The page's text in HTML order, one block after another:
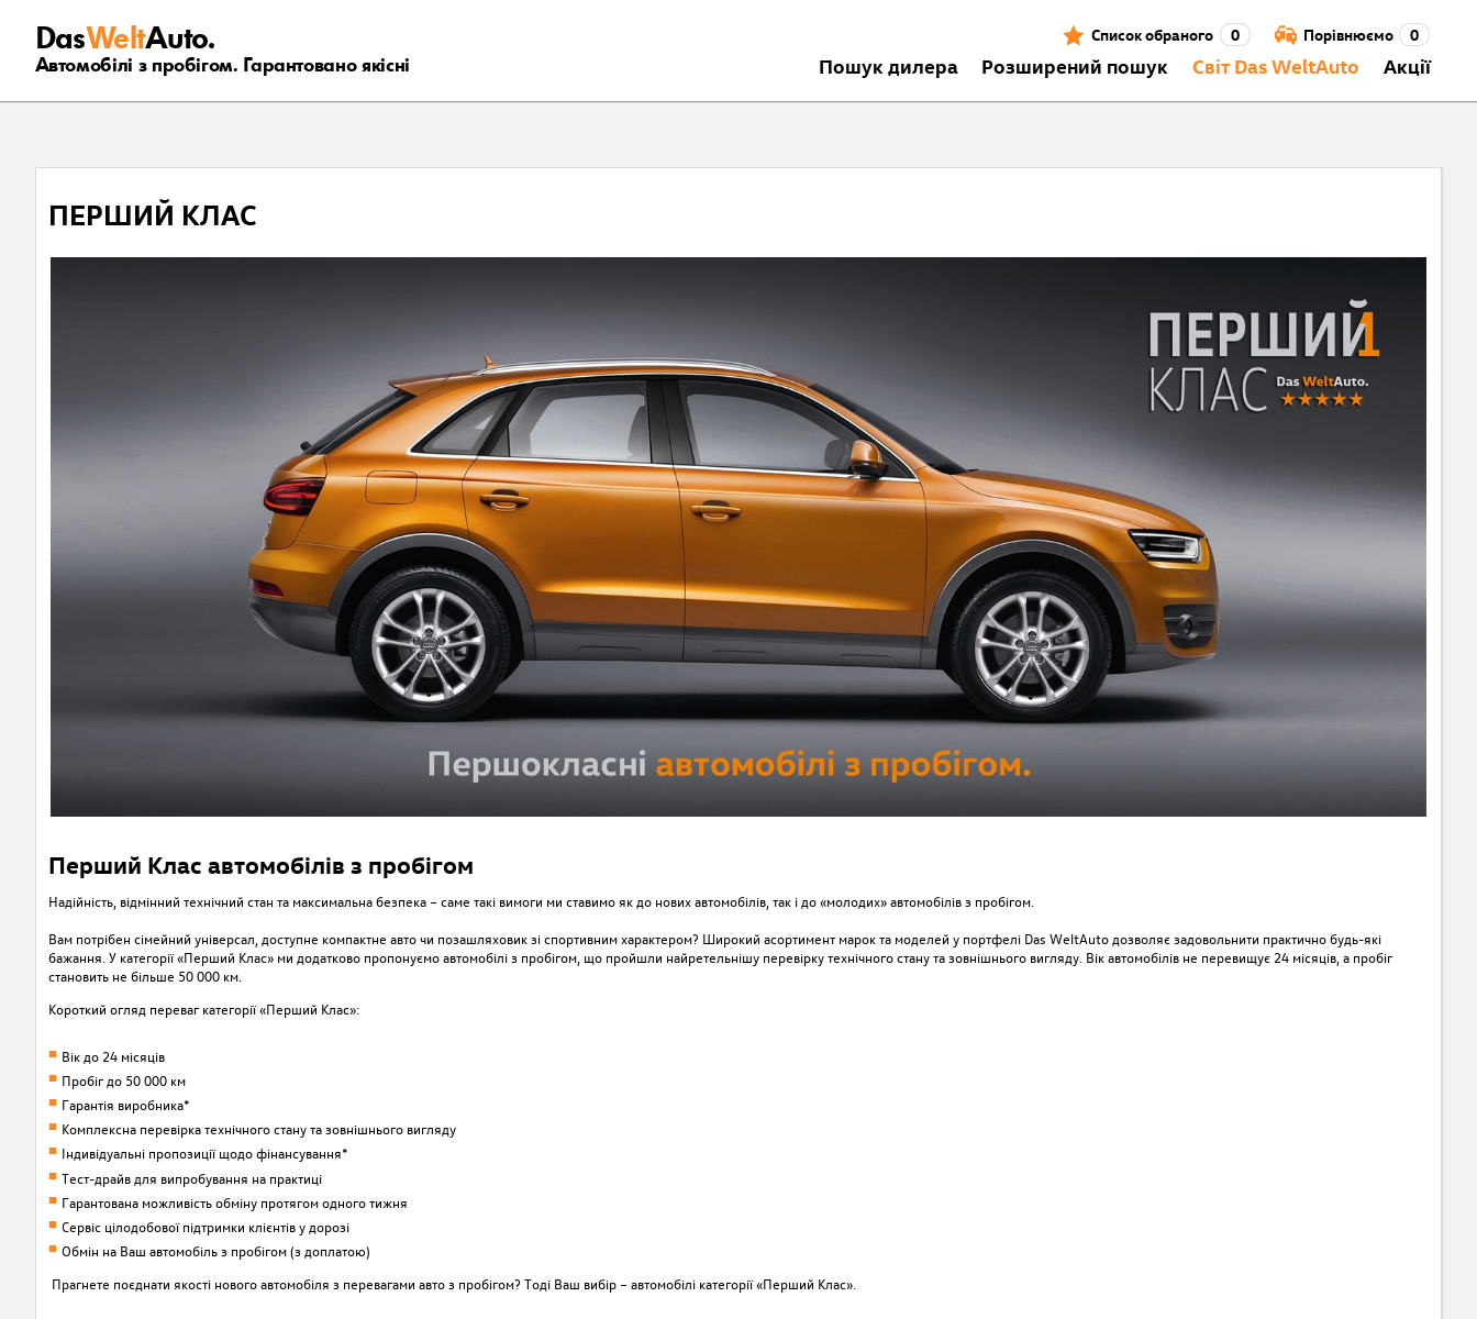
DasWeltAuto.
Автомобілі з пробігом. Гарантовано якісні
Список обраного 0 Порівнюємо 0
Пошук дилера Розширений пошук Світ Das WeltAuto Акції
ПЕРШИЙ КЛАС
Перший Клас автомобілів з пробігом
Надійність, відмінний технічний стан та максимальна безпека – саме такі вимоги ми ставимо як до нових автомобілів, так і до «молодих» автомобілів з пробігом.
Вам потрібен сімейний універсал, доступне компактне авто чи позашляховик зі спортивним характером? Широкий асортимент марок та моделей у портфелі Das WeltAuto дозволяє задовольнити практично будь-які
бажання. У категорії «Перший Клас» ми додатково пропонуємо автомобілі з пробігом, що пройшли найретельнішу перевірку технічного стану та зовнішнього вигляду. Вік автомобілів не перевищує 24 місяців, а пробіг
становить не більше 50 000 км.
Короткий огляд переваг категорії «Перший Клас»:
Вік до 24 місяців
Пробіг до 50 000 км
Гарантія виробника*
Комплексна перевірка технічного стану та зовнішнього вигляду
Індивідуальні пропозиції щодо фінансування*
Тест-драйв для випробування на практиці
Гарантована можливість обміну протягом одного тижня
Сервіс цілодобової підтримки клієнтів у дорозі
Обмін на Ваш автомобіль з пробігом (з доплатою)
Прагнете поєднати якості нового автомобіля з перевагами авто з пробігом? Тоді Ваш вибір – автомобілі категорії «Перший Клас».